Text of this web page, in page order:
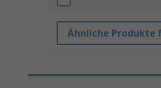
Ähnliche Produkte